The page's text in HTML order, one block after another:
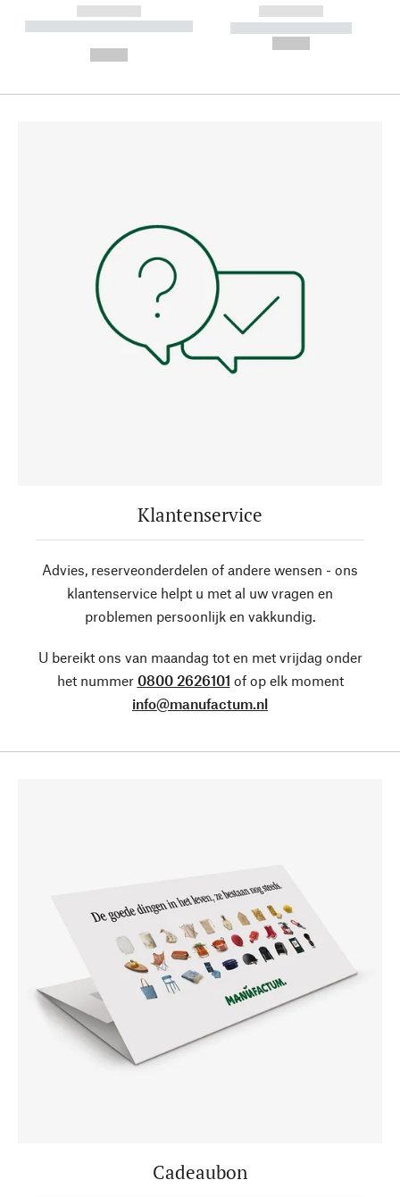
------------
----------- ----------- --------
------------
----------- -----------
Klantenservice
Advies, reserveonderdelen of andere wensen - ons
klantenservice helpt u met al uw vragen en
problemen persoonlijk en vakkundig.
U bereikt ons van maandag tot en met vrijdag onder
het nummer 0800 2626101 of op elk moment
info@manufactum.nl
Cadeaubon